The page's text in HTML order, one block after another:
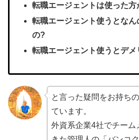
転職エージェントは使った方
転職エージェント使うとな
の?
転職エージェント使うとデ
と言った疑問をお持ち
ています。
外資系企業4社でチーム